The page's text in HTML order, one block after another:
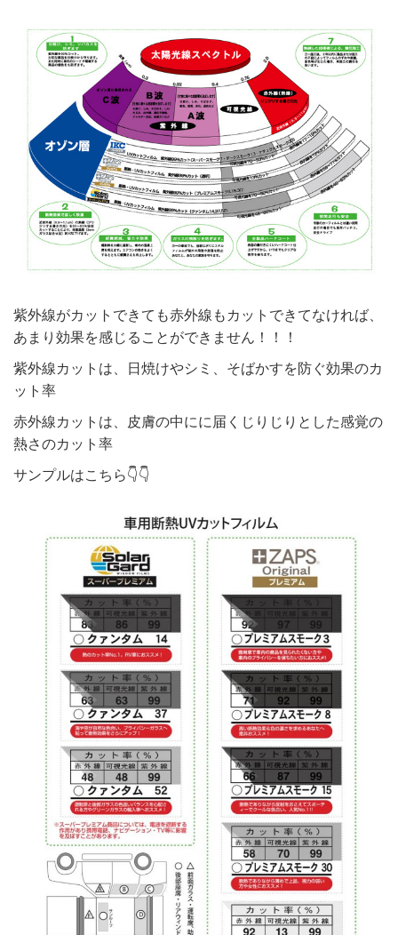
紫外線がカットできても赤外線もカットできてなければ、
あまり効果を感じることができません！！！
紫外線カットは、日焼けやシミ、そばかすを防ぐ効果のカ
ット率
赤外線カットは、皮膚の中にに届くじりじりとした感覚の
熱さのカット率
サンプルはこちら👇👇